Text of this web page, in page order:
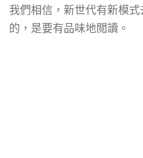
我們相信，新世代有新模
的，是要有品味地閲讀。